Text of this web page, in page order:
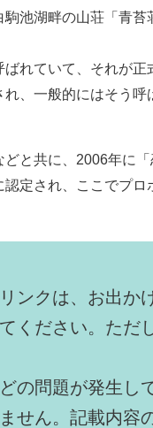
池湖畔の山荘「青苔
れていて、それが正
、一般的にはそう呼
どと共に、2006年に
認定され、ここでプ
ンクは、お出か
ください。ただ
の問題が発生し
せん。記載内容